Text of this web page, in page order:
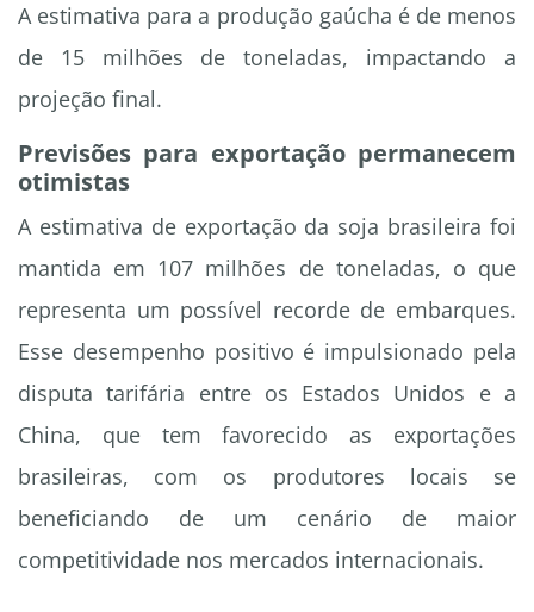
A estimativa para a produção gaúcha é de menos
de 15 milhões de toneladas, impactando a
projeção final.
Previsões para exportação permanecem
otimistas
A estimativa de exportação da soja brasileira foi
mantida em 107 milhões de toneladas, o que
representa um possível recorde de embarques.
Esse desempenho positivo é impulsionado pela
disputa tarifária entre os Estados Unidos e a
China, que tem favorecido as exportações
brasileiras, com os produtores locais se
beneficiando de um cenário de maior
competitividade nos mercados internacionais.